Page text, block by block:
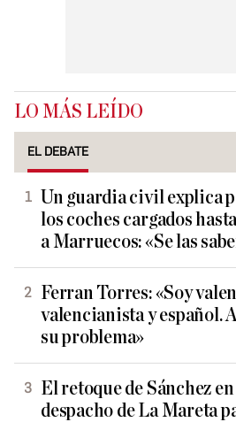
LO MÁS LEÍDO
EL DEBATE
Un guardia civil explica
los coches cargados
a Marruecos: «Se las
Ferran Torres: «Soy
valencianista y español.
su problema»
El retoque de Sánchez
despacho de La Mareta